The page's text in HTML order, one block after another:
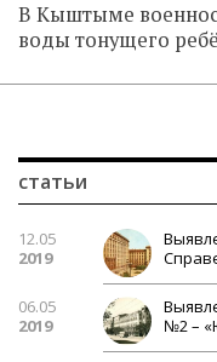
В Кыштыме
воды тонущего
статьи
12.05
2019
06.05
2019
№2 –